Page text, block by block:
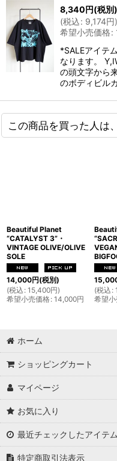
8,340円(税別)
(税込: 9,174円)
希望小売価格:
*SALEアイテ
なります。
の頭文字から
のボディビル
この商品を買った人は
Beautiful Planet
“CATALYST 3”・
VINTAGE OLIVE/OLIVE
SOLE
14,000円(税別)
(税込 : 15,400円)
希望小売価格: 14,000円
(税込 :
希望
ホーム
ショッピングカート
マイページ
お気に入り
最近チェックしたアイテム
特定商取引法表示